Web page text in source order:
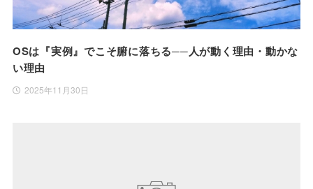
OSは『実例』でこそ腑に落ちる──人が動く理由・動かな
い理由
2025年11月30日